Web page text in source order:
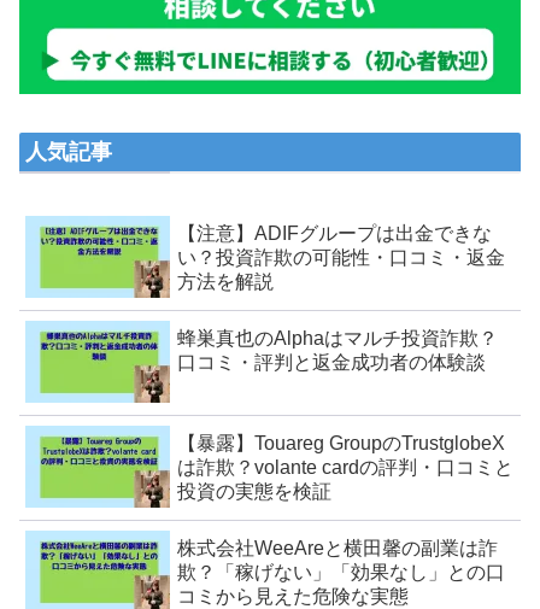
人気記事
【注意】ADIFグループは出金できな
い？投資詐欺の可能性・口コミ・返金
方法を解説
蜂巣真也のAlphaはマルチ投資詐欺？
口コミ・評判と返金成功者の体験談
【暴露】Touareg GroupのTrustglobeX
は詐欺？volante cardの評判・口コミと
投資の実態を検証
株式会社WeeAreと横田馨の副業は詐
欺？「稼げない」「効果なし」との口
コミから見えた危険な実態